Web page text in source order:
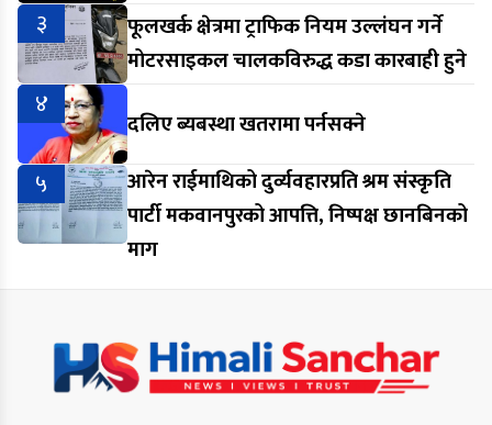
३
फूलखर्क क्षेत्रमा ट्राफिक नियम उल्लंघन गर्ने
मोटरसाइकल चालकविरुद्ध कडा कारबाही हुने
४
दलिए ब्यबस्था खतरामा पर्नसक्ने
५
आरेन राईमाथिको दुर्व्यवहारप्रति श्रम संस्कृति
पार्टी मकवानपुरको आपत्ति, निष्पक्ष छानबिनको
माग